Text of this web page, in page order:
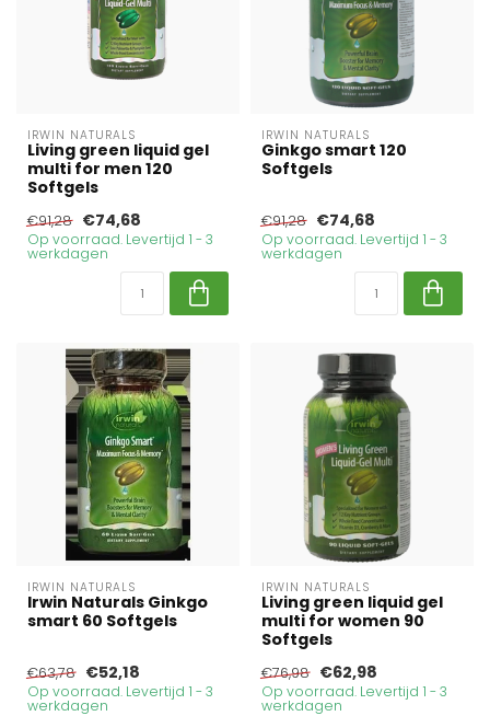
IRWIN NATURALS
Living green liquid gel
multi for men 120
Softgels
€91,28 €74,68
Op voorraad. Levertijd 1 - 3
werkdagen
IRWIN NATURALS
Ginkgo smart 120
Softgels
€91,28 €74,68
Op voorraad. Levertijd 1 - 3
werkdagen
IRWIN NATURALS
Irwin Naturals Ginkgo
smart 60 Softgels
€63,78 €52,18
Op voorraad. Levertijd 1 - 3
werkdagen
IRWIN NATURALS
Living green liquid gel
multi for women 90
Softgels
€76,98 €62,98
Op voorraad. Levertijd 1 - 3
werkdagen